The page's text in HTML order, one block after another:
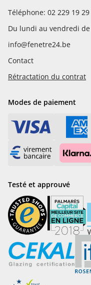
Téléphone: 02 229 19 29
Du lundi au vendredi de
info@fenetre24.be
Contact
Rétractation du contrat
Modes de paiement
Testé et approuvé